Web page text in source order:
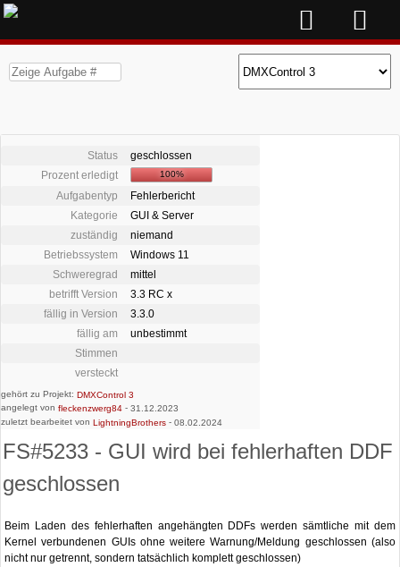
Status
geschlossen
Prozent erledigt
100%
Aufgabentyp
Fehlerbericht
Kategorie
GUI & Server
zuständig
niemand
Betriebssystem
Windows 11
Schweregrad
mittel
betrifft Version
3.3 RC x
fällig in Version
3.3.0
fällig am
unbestimmt
Stimmen
versteckt
gehört zu Projekt: DMXControl 3
angelegt von fleckenzwerg84 - 31.12.2023
zuletzt bearbeitet von LightningBrothers - 08.02.2024
FS#5233 - GUI wird bei fehlerhaften DDF
geschlossen
Beim Laden des fehlerhaften angehängten DDFs werden sämtliche mit dem
Kernel verbundenen GUIs ohne weitere Warnung/Meldung geschlossen (also
nicht nur getrennt, sondern tatsächlich komplett geschlossen)